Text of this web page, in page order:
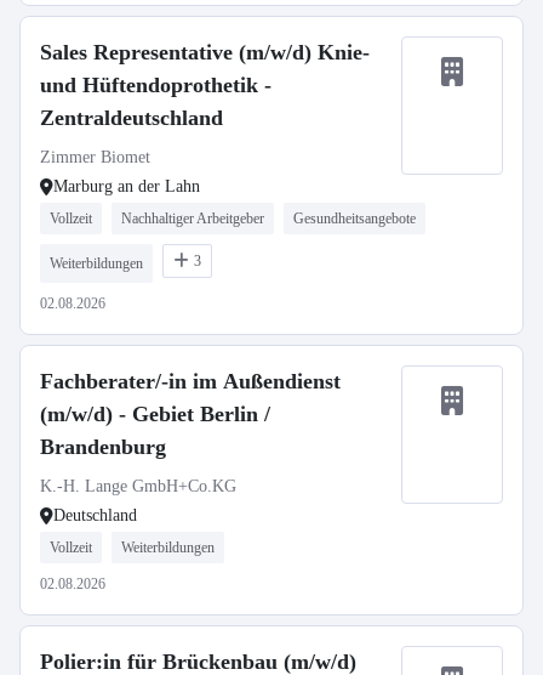
Sales Representative (m/w/d) Knie-
und Hüftendoprothetik -
Zentraldeutschland
Zimmer Biomet
Marburg an der Lahn
Vollzeit Nachhaltiger Arbeitgeber Gesundheitsangebote
Weiterbildungen 3
02.08.2026
Fachberater/-in im Außendienst
(m/w/d) - Gebiet Berlin /
Brandenburg
K.-H. Lange GmbH+Co.KG
Deutschland
Vollzeit Weiterbildungen
02.08.2026
Polier:in für Brückenbau (m/w/d)